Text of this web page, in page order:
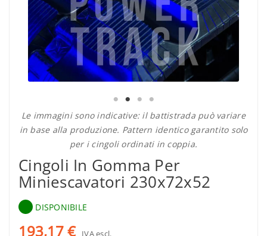
Le immagini sono indicative: il battistrada può variare
in base alla produzione. Pattern identico garantito solo
per i cingoli ordinati in coppia.
Cingoli In Gomma Per
Miniescavatori 230x72x52
DISPONIBILE
193,17 € IVA escl.